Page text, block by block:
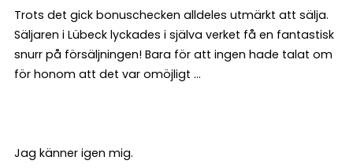
Trots det gick bonuschecken alldeles utmärkt att sälja.
Säljaren i Lübeck lyckades i själva verket få en fantastisk
snurr på försäljningen! Bara för att ingen hade talat om
för honom att det var omöjligt ...
Jag känner igen mig.